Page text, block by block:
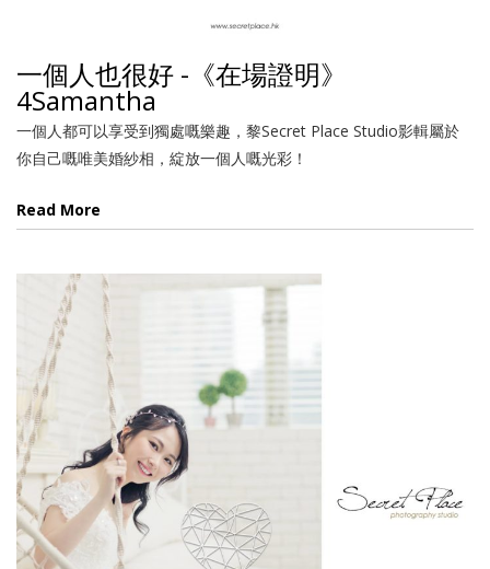
一個人也很好 -《在場證明》
4Samantha
一個人都可以享受到獨處嘅樂趣，黎Secret Place Studio影輯屬於
你自己嘅唯美婚紗相，綻放一個人嘅光彩！
Read More